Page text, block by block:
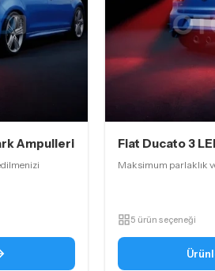
Ampulleri Fiat Ducato 3
Maksimum parlaklık
5 ürün seçeneği